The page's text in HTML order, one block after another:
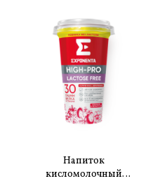
Напиток
кисломолочный